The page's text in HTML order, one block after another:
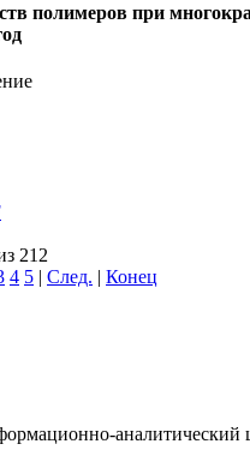
полимеров при
212
4 5 | След. | Конец
аналитический